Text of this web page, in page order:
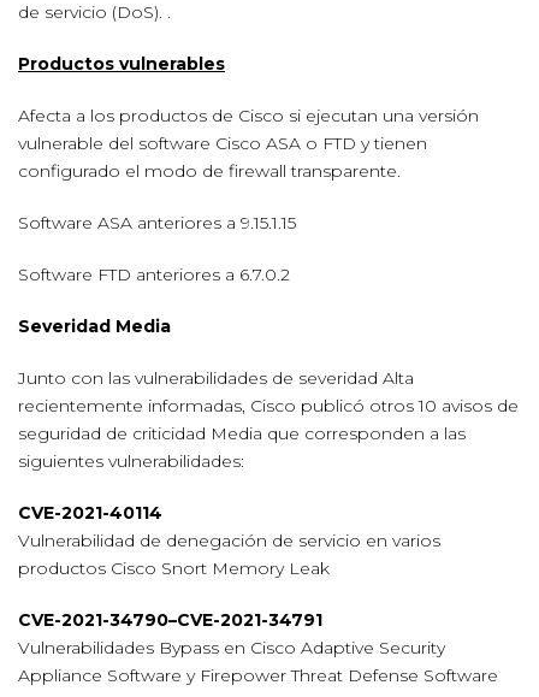
de servicio (DoS). .
Productos vulnerables
Afecta a los productos de Cisco si ejecutan una versión
vulnerable del software Cisco ASA o FTD y tienen
configurado el modo de firewall transparente.
Software ASA anteriores a 9.15.1.15
Software FTD anteriores a 6.7.0.2
Severidad Media
Junto con las vulnerabilidades de severidad Alta
recientemente informadas, Cisco publicó otros 10 avisos de
seguridad de criticidad Media que corresponden a las
siguientes vulnerabilidades:
CVE-2021-40114
Vulnerabilidad de denegación de servicio en varios
productos Cisco Snort Memory Leak
CVE-2021-34790–CVE-2021-34791
Vulnerabilidades Bypass en Cisco Adaptive Security
Appliance Software y Firepower Threat Defense Software